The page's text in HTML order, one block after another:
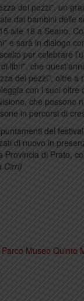
dei pezzi”, un
dai bambini delle
alle 18 a Seano.
e sarà in dialogo
per celebrare
libri”, che
dei pezzi”, oltre
con i suoi oltre
che possono
in percorsi di
del
di nuovo in
di Prato,
Cirri)
Parco Museo Quinto